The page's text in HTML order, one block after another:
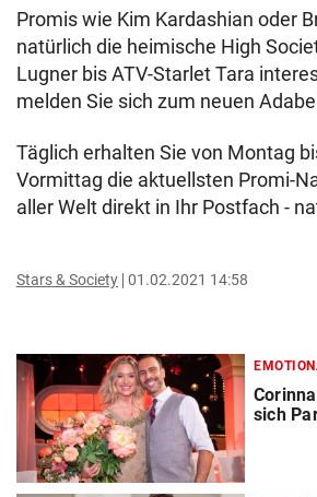
Promis wie Kim Kardashian oder
natürlich die heimische High
Lugner bis ATV-Starlet Tara
melden Sie sich zum neuen
Täglich erhalten Sie von Montag
Vormittag die aktuellsten Promi-
aller Welt direkt in Ihr Postfach -
Stars & Society 01.02.2021 14:58
sich